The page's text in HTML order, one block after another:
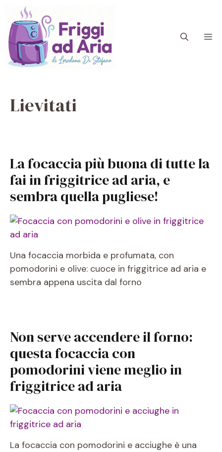
contenuto
Lievitati
La focaccia più buona di tutte la
fai in friggitrice ad aria, e
sembra quella pugliese!
Una focaccia morbida e profumata, con
pomodorini e olive: cuoce in friggitrice ad aria e
sembra appena uscita dal forno
Non serve accendere il forno:
questa focaccia con
pomodorini viene meglio in
friggitrice ad aria
La focaccia con pomodorini e acciughe è una